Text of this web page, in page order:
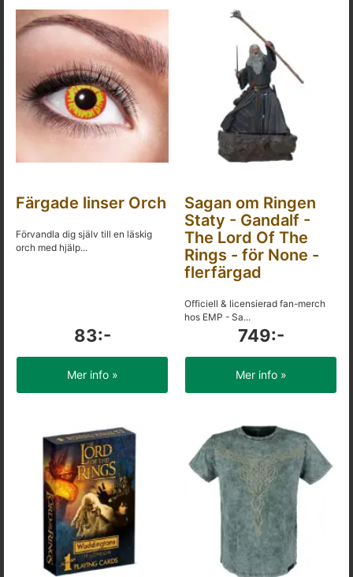
Färgade linser Orch
Förvandla dig själv till en läskig
orch med hjälp...
83:-
Mer info »
Sagan om Ringen
Staty - Gandalf -
The Lord Of The
Rings - för None -
flerfärgad
Officiell & licensierad fan-merch
hos EMP - Sa...
749:-
Mer info »